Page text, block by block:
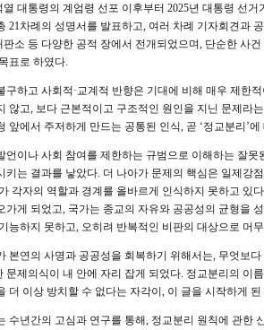
열 대통령의 계엄령 선포 이후부터 2025년 대통령 선
21차례의 성명서를 발표하고, 여러 차례 기자회견과
판소 등 다양한 공적 장에서 전개되었으며, 단순한 사
표로 하였다.
구하고 사회적·교계적 반향은 기대에 비해 매우 제한
않고, 보다 근본적이고 구조적인 원인을 지닌 문제라
앞에서 주저하게 만드는 공통된 인식, 곧 ‘정교분리’
언이나 사회 참여를 제한하는 규범으로 이해하는 잘
키는 결과를 낳았다. 더 나아가 문제의 핵심은 일제강
각자의 역할과 경계를 올바르게 인식하지 못하고 있
가게 되었고, 국가는 종교의 자유와 공공성의 균형을
능하지 못하고, 오히려 반복적인 비판의 대상으로 머
본연의 사명과 공공성을 회복하기 위해서는, 무엇보
문제의식이 내 안에 자리 잡게 되었다. 정교분리의 이
더 이상 방치할 수 없다는 자각이, 이 글을 시작하게 된
수년간의 고심과 연구를 통해, 정교분리 원칙에 관한